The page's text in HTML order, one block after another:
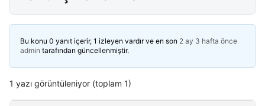
Bu konu 0 yanıt içerir, 1 izleyen vardır ve en son 2 ay 3 hafta önce
admin tarafından güncellenmiştir.
1 yazı görüntüleniyor (toplam 1)